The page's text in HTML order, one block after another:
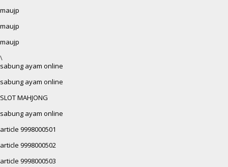
maujp
maujp
maujp
\
sabung ayam online
sabung ayam online
SLOT MAHJONG
sabung ayam online
article 9998000501
article 9998000502
article 9998000503